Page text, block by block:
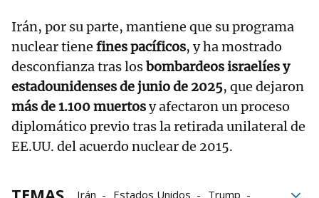
Irán, por su parte, mantiene que su programa
nuclear tiene fines pacíficos, y ha mostrado
desconfianza tras losbombardeos israelíes y
estadounidenses de junio de 2025, que dejaron
más de 1.100 muertosy afectaron un proceso
diplomático previo tras la retirada unilateral de
EE.UU. del acuerdo nuclear de 2015.
Irán Estados Unidos Trump